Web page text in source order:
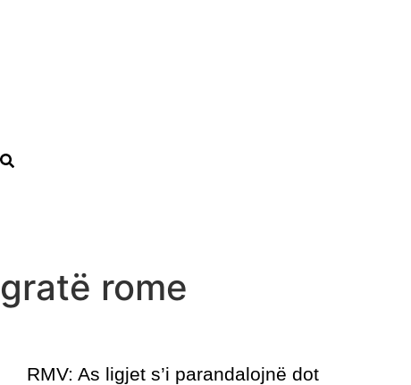
gratë rome
RMV: As ligjet s’i parandalojnë dot